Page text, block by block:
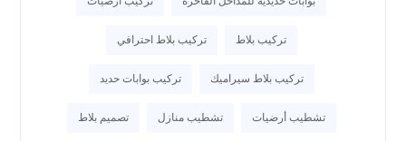
تركيب بلاط تركيب بلاط احترافي
تركيب بلاط سيراميك تركيب بوابات حديد
تشطيب أرضيات تشطيب منازل تصميم بلاط